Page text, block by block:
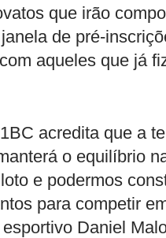
que irão
de pré-
aqueles que já
acredita que a
o equilíbrio
e podermos
para competir
Daniel